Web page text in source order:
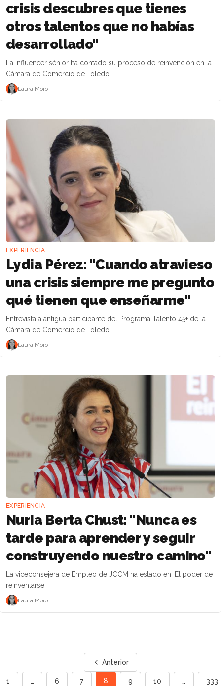
crisis descubres que tienes
otros talentos que no habías
desarrollado"
La influencer sénior ha contado su proceso de reinvención en la
Cámara de Comercio de Toledo
Laura Moro
EXPERIENCIA
Lydia Pérez: "Cuando atravieso
una crisis siempre me pregunto
qué tienen que enseñarme"
Entrevista a antigua participante del Programa Talento 45+ de la
Cámara de Comercio de Toledo
Laura Moro
EXPERIENCIA
Nuria Berta Chust: "Nunca es
tarde para aprender y seguir
construyendo nuestro camino"
La viceconsejera de Empleo de JCCM ha estado en 'El poder de
reinventarse'
Laura Moro
Anterior
1 … 6 7 8 9 10 … 333